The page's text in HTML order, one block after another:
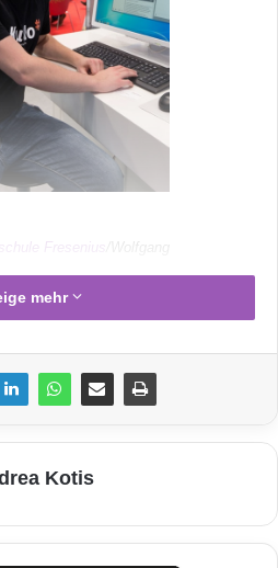
Fresenius
/Wolfgang
hat sich unsere Art zu
verändert. Wir überlegen
über uns preisgeben
Möglichkeit, seine
Zugriff unbefugter Dritter
eines Services mit
mehr
Kotis